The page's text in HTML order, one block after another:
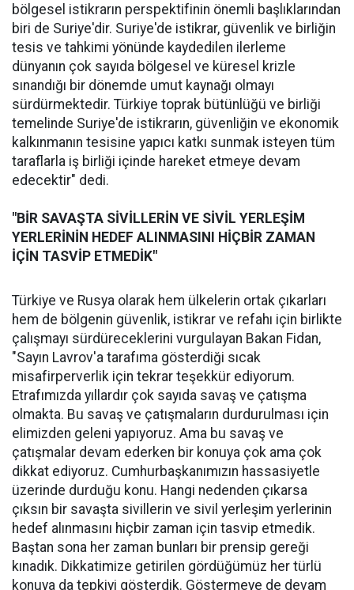
bölgesel istikrarın perspektifinin önemli başlıklarından
biri de Suriye'dir. Suriye'de istikrar, güvenlik ve birliğin
tesis ve tahkimi yönünde kaydedilen ilerleme
dünyanın çok sayıda bölgesel ve küresel krizle
sınandığı bir dönemde umut kaynağı olmayı
sürdürmektedir. Türkiye toprak bütünlüğü ve birliği
temelinde Suriye'de istikrarın, güvenliğin ve ekonomik
kalkınmanın tesisine yapıcı katkı sunmak isteyen tüm
taraflarla iş birliği içinde hareket etmeye devam
edecektir" dedi.
"BİR SAVAŞTA SİVİLLERİN VE SİVİL YERLEŞİM
YERLERİNİN HEDEF ALINMASINI HİÇBİR ZAMAN
İÇİN TASVİP ETMEDİK"
Türkiye ve Rusya olarak hem ülkelerin ortak çıkarları
hem de bölgenin güvenlik, istikrar ve refahı için birlikte
çalışmayı sürdüreceklerini vurgulayan Bakan Fidan,
"Sayın Lavrov'a tarafıma gösterdiği sıcak
misafirperverlik için tekrar teşekkür ediyorum.
Etrafımızda yıllardır çok sayıda savaş ve çatışma
olmakta. Bu savaş ve çatışmaların durdurulması için
elimizden geleni yapıyoruz. Ama bu savaş ve
çatışmalar devam ederken bir konuya çok ama çok
dikkat ediyoruz. Cumhurbaşkanımızın hassasiyetle
üzerinde durduğu konu. Hangi nedenden çıkarsa
çıksın bir savaşta sivillerin ve sivil yerleşim yerlerinin
hedef alınmasını hiçbir zaman için tasvip etmedik.
Baştan sona her zaman bunları bir prensip gereği
kınadık. Dikkatimize getirilen gördüğümüz her türlü
konuya da tepkiyi gösterdik. Göstermeye de devam